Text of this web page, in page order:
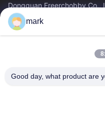
Dongguan Freerchobby Co.,
расположена в Донгуане,
мира.Современный завод
Быстрые Связи
О Компании
mark
Good day, what product are